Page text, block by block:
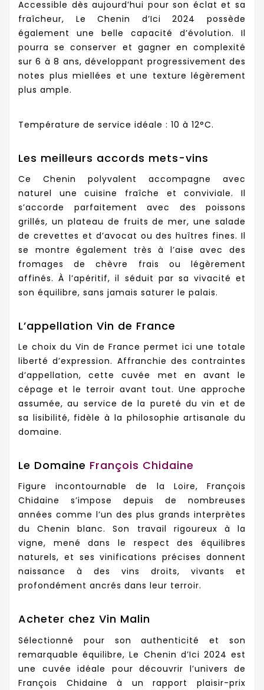
Accessible dès aujourd’hui pour son éclat et sa
fraîcheur, Le Chenin d’Ici 2024 possède
également une belle capacité d’évolution. Il
pourra se conserver et gagner en complexité
sur 6 à 8 ans, développant progressivement des
notes plus miellées et une texture légèrement
plus ample.
Température de service idéale : 10 à 12°C.
Les meilleurs accords mets-vins
Ce Chenin polyvalent accompagne avec
naturel une cuisine fraîche et conviviale. Il
s’accorde parfaitement avec des poissons
grillés, un plateau de fruits de mer, une salade
de crevettes et d’avocat ou des huîtres fines. Il
se montre également très à l’aise avec des
fromages de chèvre frais ou légèrement
affinés. À l’apéritif, il séduit par sa vivacité et
son équilibre, sans jamais saturer le palais.
L’appellation Vin de France
Le choix du Vin de France permet ici une totale
liberté d’expression. Affranchie des contraintes
d’appellation, cette cuvée met en avant le
cépage et le terroir avant tout. Une approche
assumée, au service de la pureté du vin et de
sa lisibilité, fidèle à la philosophie artisanale du
domaine.
Le Domaine François Chidaine
Figure incontournable de la Loire, François
Chidaine s’impose depuis de nombreuses
années comme l’un des plus grands interprètes
du Chenin blanc. Son travail rigoureux à la
vigne, mené dans le respect des équilibres
naturels, et ses vinifications précises donnent
naissance à des vins droits, vivants et
profondément ancrés dans leur terroir.
Acheter chez Vin Malin
Sélectionné pour son authenticité et son
remarquable équilibre, Le Chenin d’Ici 2024 est
une cuvée idéale pour découvrir l’univers de
François Chidaine à un rapport plaisir-prix